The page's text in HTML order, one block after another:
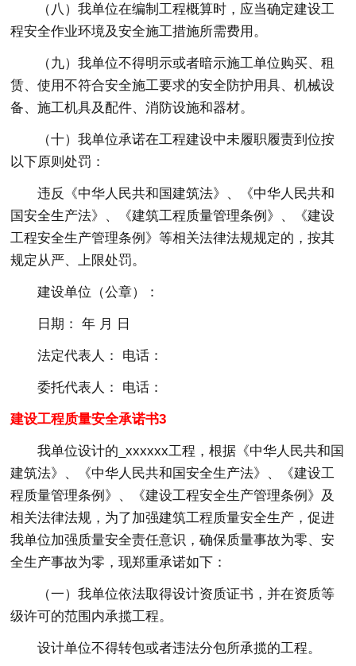
（八）我单位在编制工程概算时，应当确定建设工
程安全作业环境及安全施工措施所需费用。
（九）我单位不得明示或者暗示施工单位购买、租
赁、使用不符合安全施工要求的安全防护用具、机械设
备、施工机具及配件、消防设施和器材。
（十）我单位承诺在工程建设中未履职履责到位按
以下原则处罚：
违反《中华人民共和国建筑法》、《中华人民共和
国安全生产法》、《建筑工程质量管理条例》、《建设
工程安全生产管理条例》等相关法律法规规定的，按其
规定从严、上限处罚。
建设单位（公章）：
日期： 年 月 日
法定代表人： 电话：
委托代表人： 电话：
建设工程质量安全承诺书3
我单位设计的_xxxxxx工程，根据《中华人民共和国
建筑法》、《中华人民共和国安全生产法》、《建设工
程质量管理条例》、《建设工程安全生产管理条例》及
相关法律法规，为了加强建筑工程质量安全生产，促进
我单位加强质量安全责任意识，确保质量事故为零、安
全生产事故为零，现郑重承诺如下：
（一）我单位依法取得设计资质证书，并在资质等
级许可的范围内承揽工程。
设计单位不得转包或者违法分包所承揽的工程。